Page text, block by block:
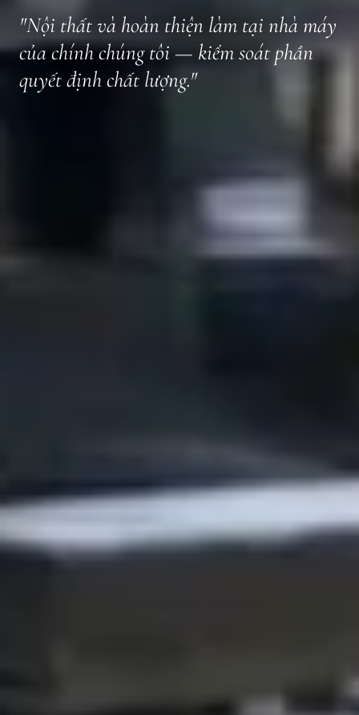
"Nội thất và hoàn thiện làm tại nhà máy
của chính chúng tôi — kiểm soát phần
quyết định chất lượng."